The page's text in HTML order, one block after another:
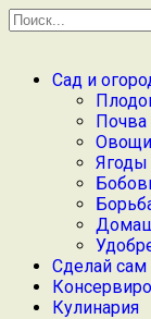
Перейти
к
Search
for:
Сад и
Почва
Овощи
Ягоды
Сделай сам
Кулинария